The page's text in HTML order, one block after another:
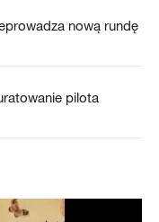
nową rundę
pilota